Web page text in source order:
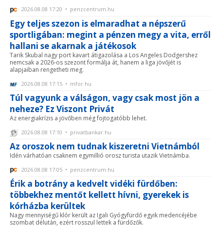
2026.08.08 17:20 • penzcentrum.hu
Egy teljes szezon is elmaradhat a népszerű
sportligában: megint a pénzen megy a vita, erről
hallani se akarnak a játékosok
Tarik Skubal nagy port kavart átigazolása a Los Angeles Dodgershez
nemcsak a 2026-os szezont formálja át, hanem a liga jövőjét is
alapjaiban rengetheti meg.
2026.08.08 17:15 • mfor.hu
Túl vagyunk a válságon, vagy csak most jön a
neheze? Ez Viszont Privát
Az energiakrízis a jövőben még fojtogatóbb lehet.
2026.08.08 17:10 • privatbankar.hu
Az oroszok nem tudnak kiszeretni Vietnámból
Idén várhatóan csaknem egymillió orosz turista utazik Vietnámba.
2026.08.08 17:05 • penzcentrum.hu
Érik a botrány a kedvelt vidéki fürdőben:
többekhez mentőt kellett hívni, gyerekek is
kórházba kerültek
Nagy mennyiségű klór került az Igali Gyógyfürdő egyik medencéjébe
szombat délután, ezért rosszul lettek a fürdőzők.